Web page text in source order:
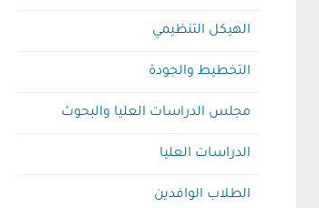
الهيكل التنظيمي
التخطيط والجودة
مجلس الدراسات العليا والبحوث
الدراسات العليا
الطلاب الوافدين